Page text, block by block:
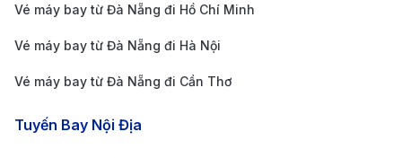
đều để lại dấu ấn riêng. Mùa xuân (tháng 4 - 6) và
mùa thu (tháng 9 - 11) là thời điểm lý tưởng nhất để
Vé máy bay từ Đà Nẵng đi Hồ Chí Minh
Vé máy bay từ Đà Nẵng đi Hà Nội
Vé máy bay từ Đà Nẵng đi Cần Thơ
Tuyến Bay Nội Địa